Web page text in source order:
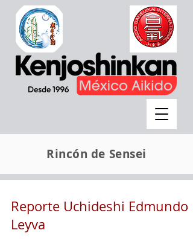
Rincón de Sensei
Reporte Uchideshi Edmundo
Leyva